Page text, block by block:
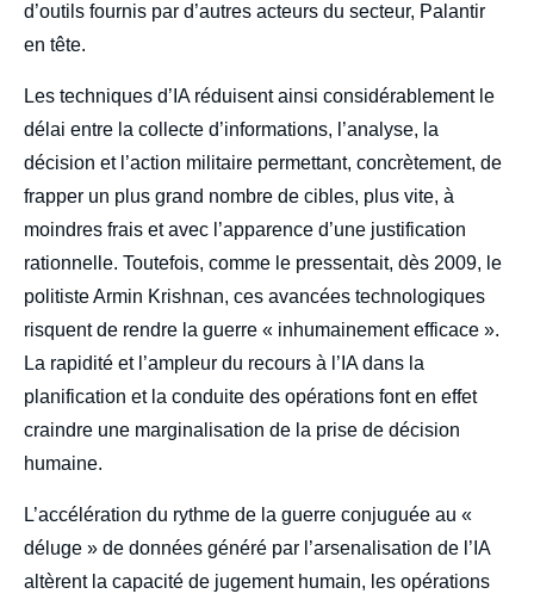
d’outils fournis par d’autres acteurs du secteur, Palantir
en tête.
Les techniques d’IA réduisent ainsi considérablement le
délai entre la collecte d’informations, l’analyse, la
décision et l’action militaire permettant, concrètement, de
frapper un plus grand nombre de cibles, plus vite, à
moindres frais et avec l’apparence d’une justification
rationnelle. Toutefois, comme le pressentait, dès 2009, le
politiste Armin Krishnan, ces avancées technologiques
risquent de rendre la guerre « inhumainement efficace ».
La rapidité et l’ampleur du recours à l’IA dans la
planification et la conduite des opérations font en effet
craindre une marginalisation de la prise de décision
humaine.
L’accélération du rythme de la guerre conjuguée au «
déluge » de données généré par l’arsenalisation de l’IA
altèrent la capacité de jugement humain, les opérations